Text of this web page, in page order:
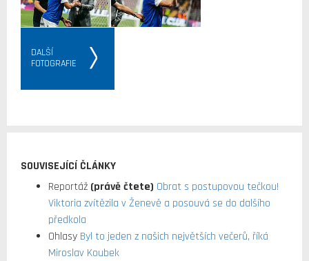
DALŠÍ
FOTOGRAFIE
SOUVISEJÍCÍ ČLÁNKY
Reportáž (právě čtete) Obrat s postupovou tečkou!
Viktoria zvítězila v Ženevě a posouvá se do dalšího
předkola
Ohlasy Byl to jeden z našich největších večerů, říká
Miroslav Koubek